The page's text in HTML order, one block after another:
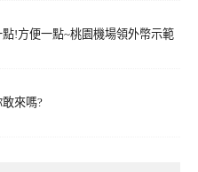
!方便一點~桃園機場領外幣示範
來嗎?